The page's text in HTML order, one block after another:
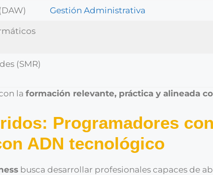
Gestión Administrativa
(SMR)
la formación relevante, práctica y alineada
Programadores
ADN tecnológico
busca desarrollar profesionales capaces de